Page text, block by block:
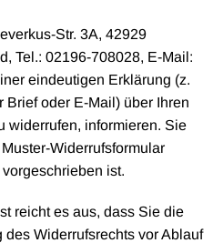
Str. 3A, 42929
Tel.: 02196-708028, E-Mail:
eindeutigen Erklärung (z.
Brief oder E-Mail) über Ihren
widerrufen, informieren. Sie
Widerrufsformular
ist.
reicht es aus, dass Sie die
Widerrufsrechts vor Ablauf